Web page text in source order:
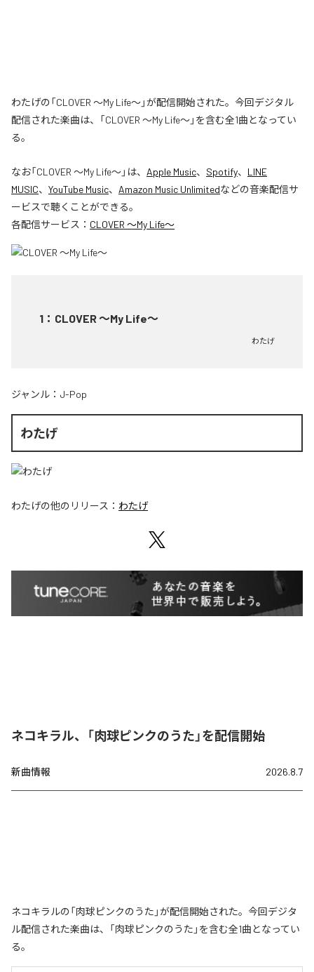
わたげの「CLOVER ～My Life～」が配信開始された。今回デジタル
配信された楽曲は、「CLOVER ～My Life～」を含む全1曲となってい
る。
なお「CLOVER ～My Life～」は、 Apple Music、 Spotify、 LINE
MUSIC、 YouTube Music、 Amazon Music Unlimitedなどの音楽配信サ
ービスで聴くことができる。
各配信サービス： CLOVER ～My Life～
1 ： CLOVER ～My Life～
わたげ
ジャンル： J-Pop
わたげ
わたげの他のリリース： わたげ
ネコキラル、「肉球ピンクのうた」を配信開始
新曲情報 2026.8.7
ネコキラルの「肉球ピンクのうた」が配信開始された。今回デジタ
ル配信された楽曲は、「肉球ピンクのうた」を含む全1曲となってい
る。